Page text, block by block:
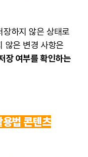
장하지 않은 상태로
않은 변경 사항은
장 여부를 확인하는
법 콘텐츠